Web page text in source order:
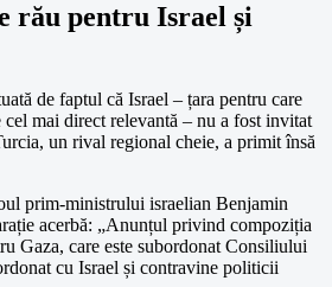
rău pentru Israel și
de faptul că Israel – țara pentru care
cel mai direct relevantă – nu a fost invitat
un rival regional cheie, a primit însă
prim-ministrului israelian Benjamin
acerbă: „Anunțul privind compoziția
Gaza, care este subordonat Consiliului
cu Israel și contravine politicii